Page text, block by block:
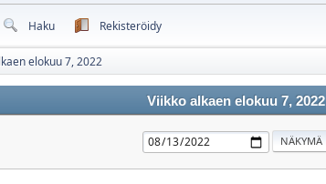
Haku Rekisteröidy
elokuu 7, 2022
Viikko alkaen elokuu 7, 2022